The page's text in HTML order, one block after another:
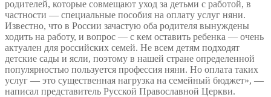
родителей, которые совмещают уход за детьми с работой, в
частности — специальные пособия на оплату услуг няни.
Известно, что в России зачастую оба родителя вынуждены
ходить на работу, и вопрос — с кем оставить ребенка — очень
актуален для российских семей. Не всем детям подходят
детские сады и ясли, поэтому в нашей стране определенной
популярностью пользуется профессия няни. Но оплата таких
услуг — это существенная нагрузка на семейный бюджет», —
написал представитель Русской Православной Церкви.